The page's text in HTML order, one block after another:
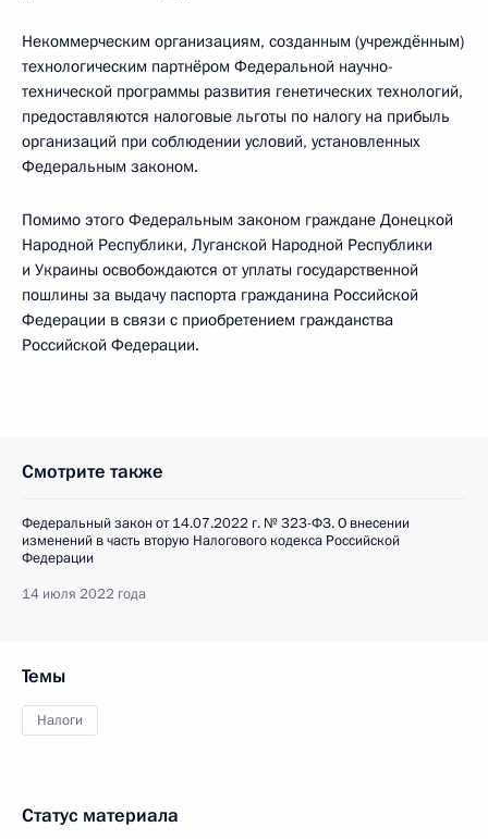
Некоммерческим организациям, созданным (учреждённым)
технологическим партнёром Федеральной научно-
технической программы развития генетических технологий,
предоставляются налоговые льготы по налогу на прибыль
организаций при соблюдении условий, установленных
Федеральным законом.
Помимо этого Федеральным законом граждане Донецкой
Народной Республики, Луганской Народной Республики
и Украины освобождаются от уплаты государственной
пошлины за выдачу паспорта гражданина Российской
Федерации в связи с приобретением гражданства
Российской Федерации.
Смотрите также
Федеральный закон от 14.07.2022 г. № 323-ФЗ. О внесении
изменений в часть вторую Налогового кодекса Российской
Федерации
14 июля 2022 года
Темы
Налоги
Статус материала